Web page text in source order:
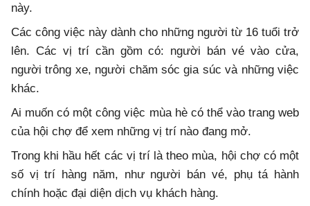
này.
Các công việc này dành cho những người từ 16 tuổi trở
lên. Các vị trí cần gồm có: người bán vé vào cửa,
người trông xe, người chăm sóc gia súc và những việc
khác.
Ai muốn có một công việc mùa hè có thể vào trang web
của hội chợ để xem những vị trí nào đang mở.
Trong khi hầu hết các vị trí là theo mùa, hội chợ có một
số vị trí hàng năm, như người bán vé, phụ tá hành
chính hoặc đại diện dịch vụ khách hàng.